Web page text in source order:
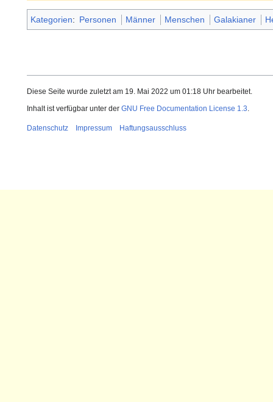
Kategorien: Personen Männer Menschen Galakianer
Diese Seite wurde zuletzt am 19. Mai 2022 um 01:18 Uhr bearbeitet.
Inhalt ist verfügbar unter der GNU Free Documentation License 1.3.
Datenschutz Impressum Haftungsausschluss